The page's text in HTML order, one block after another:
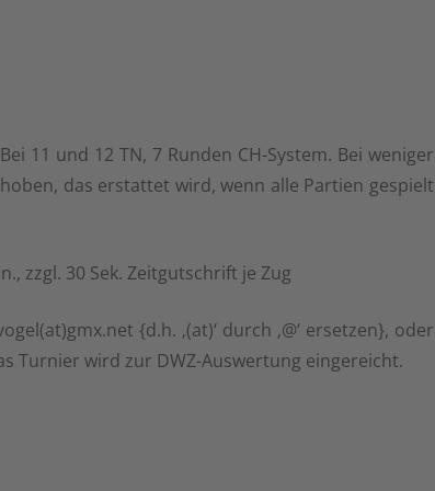
– 2023
1998 BIS
BIS HEUTE
LEINGARTEN
TURNIERE BIS 2021
11 und 12 TN, 7 Runden CH-System. Bei weniger
das erstattet wird, wenn alle Partien gespielt
zzgl. 30 Sek. Zeitgutschrift je Zug
{d.h. ‚(at)‘ durch ‚@‘ ersetzen}, oder
Turnier wird zur DWZ-Auswertung eingereicht.